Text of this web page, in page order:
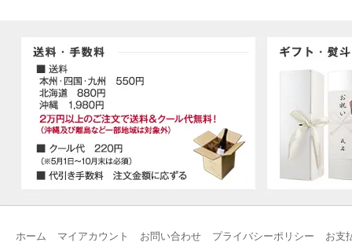
ホーム マイアカウント お問い合わせ プライバシーポリシー お支